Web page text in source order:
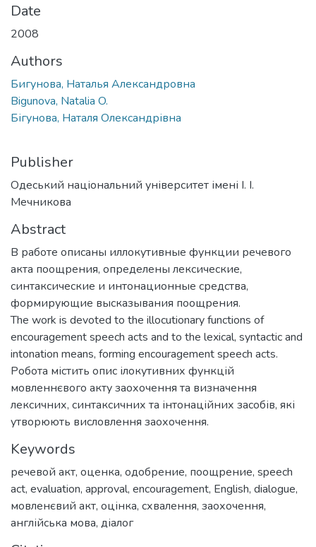
Date
2008
Authors
Бигунова, Наталья Александровна
Bigunova, Natalia O.
Бігунова, Наталя Олександрівна
Publisher
Одеський національний університет імені І. І.
Мечникова
Abstract
В работе описаны иллокутивные функции речевого
акта поощрения, определены лексические,
синтаксические и интонационные средства,
формирующие высказывания поощрения.
The work is devoted to the illocutionary functions of
encouragement speech acts and to the lexical, syntactic and
intonation means, forming encouragement speech acts.
Робота містить опис ілокутивних функцій
мовленнєвого акту заохочення та визначення
лексичних, синтаксичних та інтонаційних засобів, які
утворюють висловлення заохочення.
Keywords
речевой акт, оценка, одобрение, поощрение, speech
act, evaluation, approval, encouragement, English, dialogue,
мовленєвий акт, оцінка, схвалення, заохочення,
англійська мова, діалог